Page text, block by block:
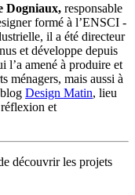
Dogniaux, responsable
formé à l’ENSCI -
il a été directeur
et développe depuis
l’a amené à produire et
ménagers, mais aussi à
Design Matin, lieu
réflexion et
découvrir les projets